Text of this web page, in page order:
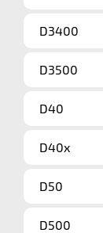
D3400
D3500
D40
D40x
D50
D500